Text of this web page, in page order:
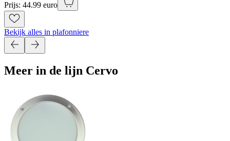
Prijs: 44.99 euro
Bekijk alles in plafonniere
Meer in de lijn Cervo